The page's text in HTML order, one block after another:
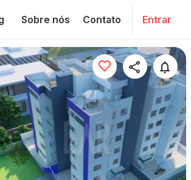
Sobre nós Contato Entrar